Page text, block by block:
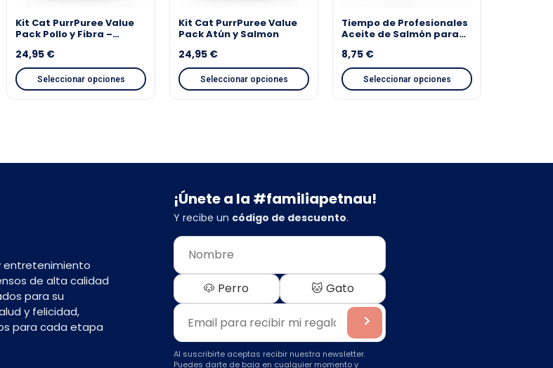
Kit Cat PurrPuree Value
Pack Pollo y Fibra –
24,95 €
Seleccionar opciones
Kit Cat PurrPuree Value
Pack Atún y Salmon
24,95 €
Seleccionar opciones
Tiempo de Profesionales
Aceite de Salmón para
8,75 €
Seleccionar opciones
entretenimiento
de alta calidad
para su
y felicidad,
para cada etapa
¡Únete a la #familiapetnau!
Y recibe un código de descuento.
🐶 Perro 🐱 Gato
Al suscribirte aceptas recibir nuestra newsletter.
Puedes darte de baja en cualquier momento y